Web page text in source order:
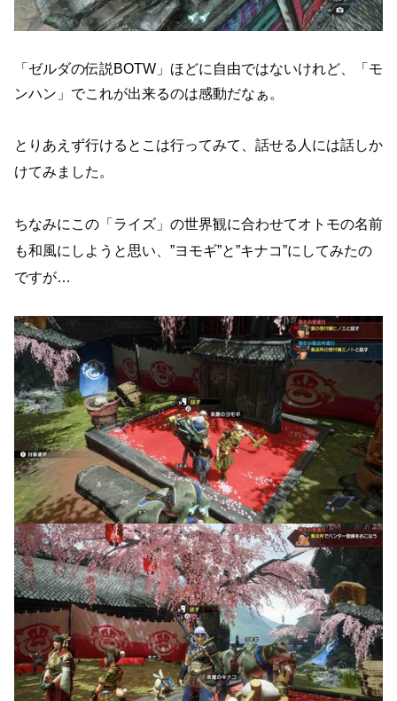
「ゼルダの伝説BOTW」ほどに自由ではないけれど、「モ
ンハン」でこれが出来るのは感動だなぁ。
とりあえず行けるとこは行ってみて、話せる人には話しか
けてみました。
ちなみにこの「ライズ」の世界観に合わせてオトモの名前
も和風にしようと思い、”ヨモギ”と”キナコ”にしてみたの
ですが…